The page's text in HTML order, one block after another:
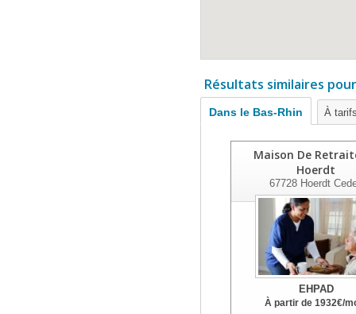
Résultats similaires
Dans le Bas-Rhin À
Maison De
Hoerdt
67728Hoerdt
EHPAD
À partir de 1932€/